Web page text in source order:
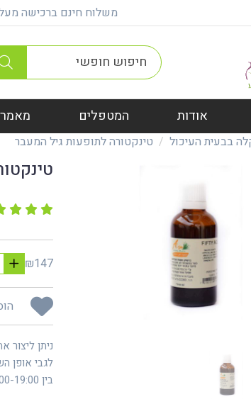
משלוח חינם ברכישה מעל 299ש"ח בדואר רשוםן מתנה על כל רכישה מעל 399
אודות המטפלים
בבעית העיכול טינקטורה לתופעות גיל המעבר
₪147
לגבי אופן
בין 9:00-19:00